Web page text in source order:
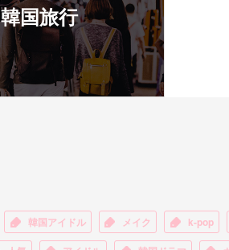
韓国旅行
韓国アイドル メイク k-pop